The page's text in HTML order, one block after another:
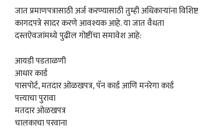
जात प्रमाणपत्रासाठी अर्ज करण्यासाठी तुम्ही अधिकाऱ्यांना विशिष्ट
कागदपत्रे सादर करणे आवश्यक आहे. या जात वैधता
दस्तऐवजांमध्ये पुढील गोष्टींचा समावेश आहे:
आयडी पडताळणी
आधार कार्ड
पासपोर्ट, मतदार ओळखपत्र, पॅन कार्ड आणि मनरेगा कार्ड
पत्त्याचा पुरावा
मतदार ओळखपत्र
चालकाचा परवाना